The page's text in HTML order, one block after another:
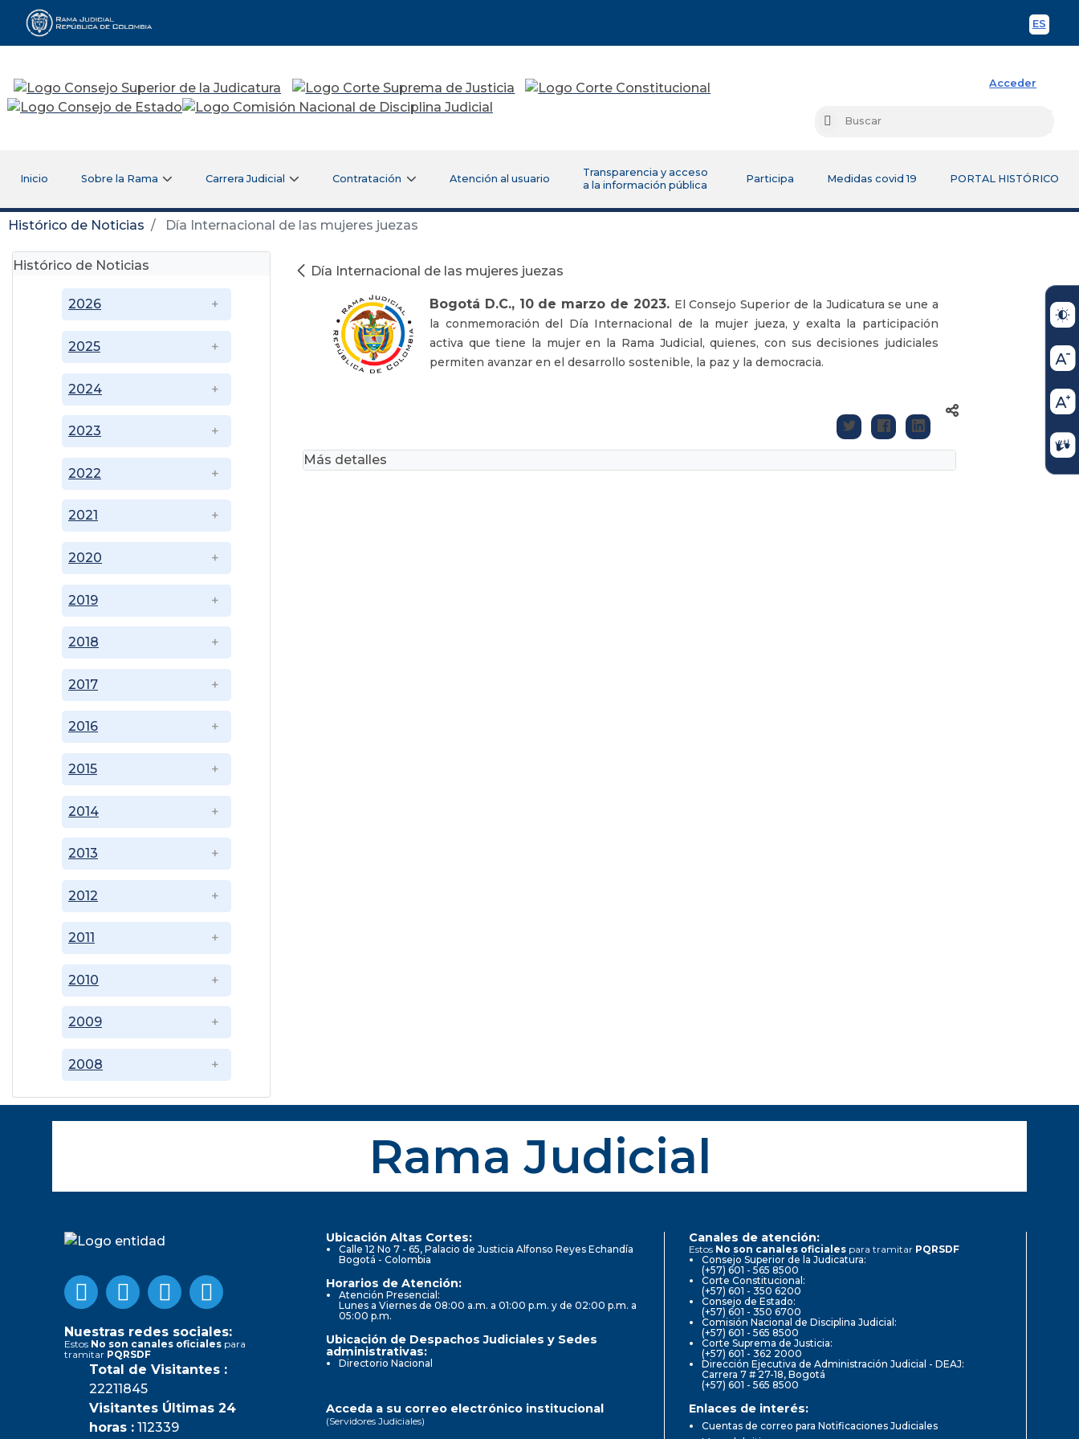
ES
Rama Judicial
Acceder
Buscar
Inicio Sobre la Rama Carrera Judicial Contratación Atención al usuario
Transparencia y acceso
a la información pública
Participa Medidas covid 19 PORTAL HISTÓRICO
Histórico de Noticias Día Internacional de las mujeres juezas
Histórico de Noticias
2008
2009
2010
2011
2012
2013
2014
2015
2016
2017
2018
2019
2020
2021
2022
2023
2024
2025
2026
Día Internacional de las mujeres juezas
Bogotá D.C., 10 de marzo de 2023. El Consejo Superior de la Judicatura se une a
la conmemoración del Día Internacional de la mujer jueza, y exalta la participación
activa que tiene la mujer en la Rama Judicial, quienes, con sus decisiones judiciales
permiten avanzar en el desarrollo sostenible, la paz y la democracia.
Más detalles
Rama Judicial
Nuestras redes sociales:
Estos No son canales oficiales para
tramitar PQRSDF
Total de Visitantes :
22211845
Visitantes Últimas 24
horas : 112339
Ubicación Altas Cortes:
Calle 12 No 7 - 65, Palacio de Justicia Alfonso Reyes Echandía
Bogotá - Colombia
Horarios de Atención:
Atención Presencial:
Lunes a Viernes de 08:00 a.m. a 01:00 p.m. y de 02:00 p.m. a
05:00 p.m.
Ubicación de Despachos Judiciales y Sedes
administrativas:
Directorio Nacional
Canales de atención:
Estos No son canales oficiales para tramitar PQRSDF
Consejo Superior de la Judicatura:
(+57) 601 - 565 8500
Corte Constitucional:
(+57) 601 - 350 6200
Consejo de Estado:
(+57) 601 - 350 6700
Comisión Nacional de Disciplina Judicial:
(+57) 601 - 565 8500
Corte Suprema de Justicia:
(+57) 601 - 362 2000
Dirección Ejecutiva de Administración Judicial - DEAJ:
Carrera 7 # 27-18, Bogotá
(+57) 601 - 565 8500
Acceda a su correo electrónico institucional
(Servidores Judiciales)
Enlaces de interés:
Cuentas de correo para Notificaciones Judiciales